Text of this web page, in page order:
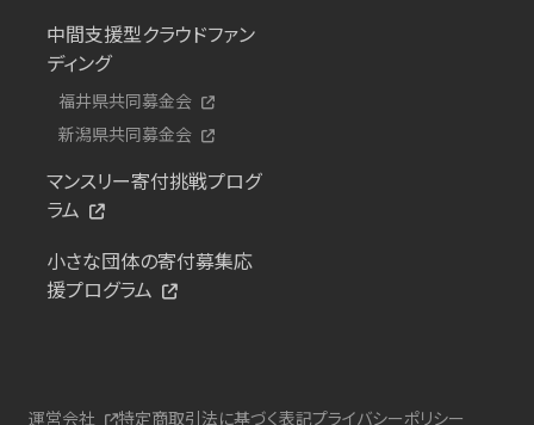
中間支援型クラウドファン
ディング
福井県共同募金会
新潟県共同募金会
マンスリー寄付挑戦プログ
ラム
小さな団体の寄付募集応
援プログラム
運営会社 特定商取引法に基づく表記プライバシーポリシー